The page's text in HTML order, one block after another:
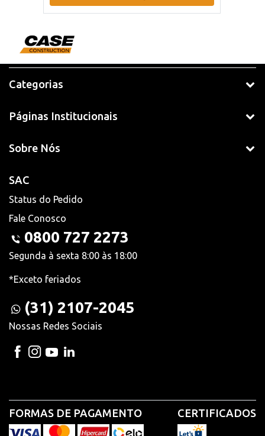
Categorias
Páginas Institucionais
Sobre Nós
SAC
Status do Pedido
Fale Conosco
0800 727 2273
Segunda à sexta 8:00 às 18:00
*Exceto feriados
(31) 2107-2045
Nossas Redes Sociais
FORMAS DE PAGAMENTO CERTIFICADOS